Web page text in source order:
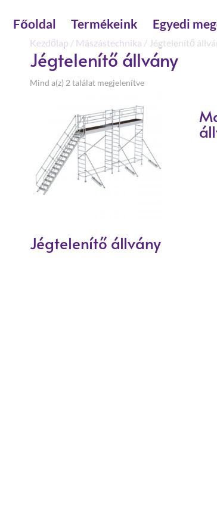
Főoldal Termékeink Egyedi
Kezdőlap / Mászástechnika / Jégtelenítő
Jégtelenítő állvány
Mind a(z) 2 találat megjelenítve
Jégtelenítő állvány